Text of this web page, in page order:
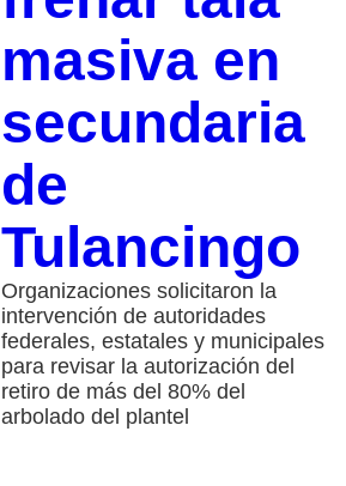
masiva en
secundaria
de
Tulancingo
Organizaciones solicitaron la
intervención de autoridades
federales, estatales y municipales
para revisar la autorización del
retiro de más del 80% del
arbolado del plantel